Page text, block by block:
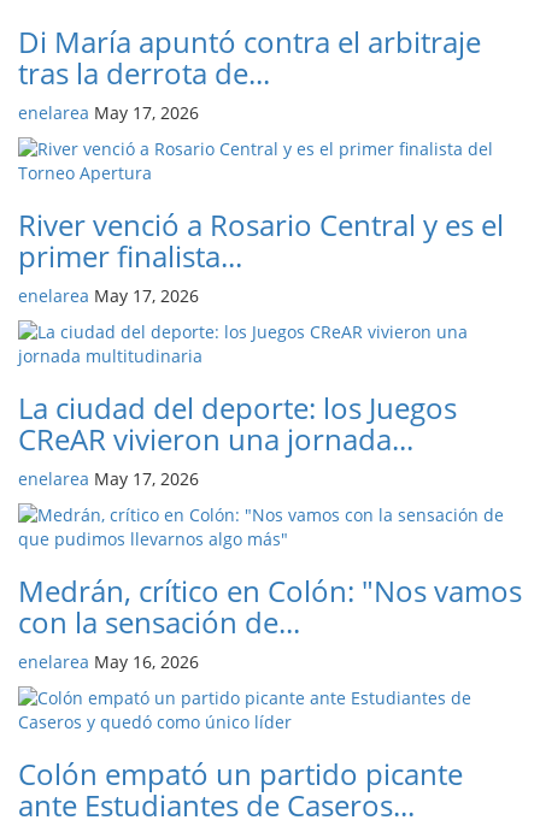
Di María apuntó contra el arbitraje
tras la derrota de...
enelarea May 17, 2026
River venció a Rosario Central y es el
primer finalista...
enelarea May 17, 2026
La ciudad del deporte: los Juegos
CReAR vivieron una jornada...
enelarea May 17, 2026
Medrán, crítico en Colón: "Nos vamos
con la sensación de...
enelarea May 16, 2026
Colón empató un partido picante
ante Estudiantes de Caseros...